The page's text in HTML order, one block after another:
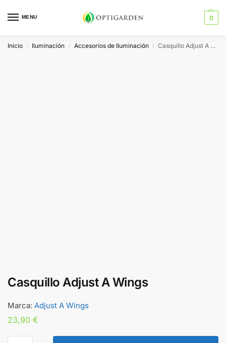
MENU 0
Inicio / Iluminación / Accesorios de Iluminación / Casquillo Adjust A Wings
Casquillo Adjust A Wings
Marca: Adjust A Wings
23,90 €